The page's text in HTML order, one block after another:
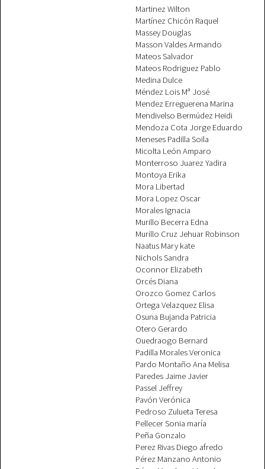
Martinez Wilton
Martínez Chicón Raquel
Massey Douglas
Masson Valdes Armando
Mateos Salvador
Mateos Rodriguez Pablo
Medina Dulce
Méndez Lois Mª José
Mendez Erreguerena Marina
Mendivelso Bermúdez Heidi
Mendoza Cota Jorge Eduardo
Meneses Padilla Soila
Micolta León Amparo
Monterroso Juarez Yadira
Montoya Erika
Mora Libertad
Mora Lopez Oscar
Morales Ignacia
Murillo Becerra Edna
Murillo Cruz Jehuar Robinson
Naatus Mary kate
Nichols Sandra
Oconnor Elizabeth
Orcés Diana
Orozco Gomez Carlos
Ortega Velazquez Elisa
Osuna Bujanda Patricia
Otero Gerardo
Ouedraogo Bernard
Padilla Morales Veronica
Pardo Montaño Ana Melisa
Paredes Jaime Javier
Passel Jeffrey
Pavón Verónica
Pedroso Zulueta Teresa
Pellecer Sonia maría
Peña Gonzalo
Perez Rivas Diego afredo
Pérez Manzano Antonio